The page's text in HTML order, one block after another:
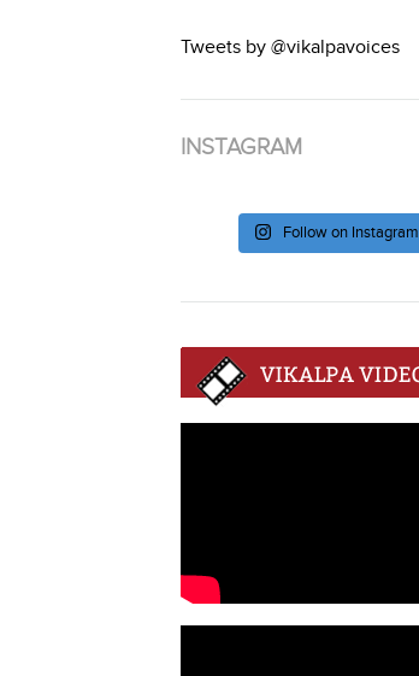
Tweets by @vikalpavoices
INSTAGRAM
Follow on Instagram